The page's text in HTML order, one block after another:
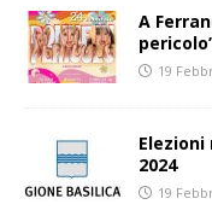
A
19
2024
19